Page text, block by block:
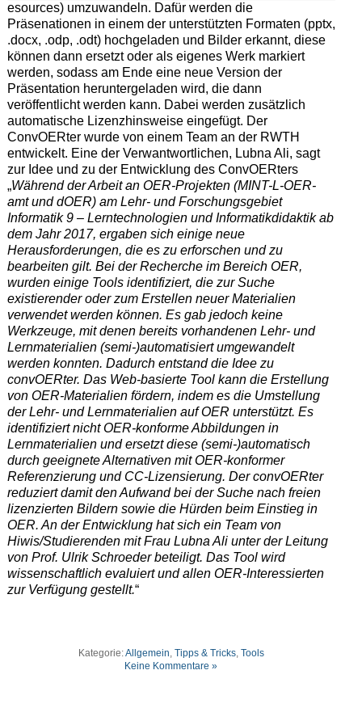
esources) umzuwandeln. Dafür werden die
Präsenationen in einem der unterstützten Formaten (pptx,
.docx, .odp, .odt) hochgeladen und Bilder erkannt, diese
können dann ersetzt oder als eigenes Werk markiert
werden, sodass am Ende eine neue Version der
Präsentation heruntergeladen wird, die dann
veröffentlicht werden kann. Dabei werden zusätzlich
automatische Lizenzhinsweise eingefügt. Der
ConvOERter wurde von einem Team an der RWTH
entwickelt. Eine der Verwantwortlichen, Lubna Ali, sagt
zur Idee und zu der Entwicklung des ConvOERters
„Während der Arbeit an OER-Projekten (MINT-L-OER-
amt und dOER) am Lehr- und Forschungsgebiet
Informatik 9 – Lerntechnologien und Informatikdidaktik ab
dem Jahr 2017, ergaben sich einige neue
Herausforderungen, die es zu erforschen und zu
bearbeiten gilt. Bei der Recherche im Bereich OER,
wurden einige Tools identifiziert, die zur Suche
existierender oder zum Erstellen neuer Materialien
verwendet werden können. Es gab jedoch keine
Werkzeuge, mit denen bereits vorhandenen Lehr- und
Lernmaterialien (semi-)automatisiert umgewandelt
werden konnten. Dadurch entstand die Idee zu
convOERter. Das Web-basierte Tool kann die Erstellung
von OER-Materialien fördern, indem es die Umstellung
der Lehr- und Lernmaterialien auf OER unterstützt. Es
identifiziert nicht OER-konforme Abbildungen in
Lernmaterialien und ersetzt diese (semi-)automatisch
durch geeignete Alternativen mit OER-konformer
Referenzierung und CC-Lizensierung. Der convOERter
reduziert damit den Aufwand bei der Suche nach freien
lizenzierten Bildern sowie die Hürden beim Einstieg in
OER. An der Entwicklung hat sich ein Team von
Hiwis/Studierenden mit Frau Lubna Ali unter der Leitung
von Prof. Ulrik Schroeder beteiligt. Das Tool wird
wissenschaftlich evaluiert und allen OER-Interessierten
zur Verfügung gestellt.“
Kategorie:Allgemein, Tipps & Tricks, Tools
Keine Kommentare »